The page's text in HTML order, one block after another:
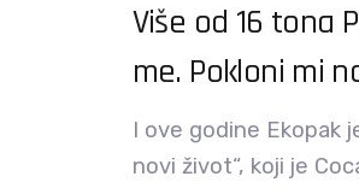
Više od 16 tona
me. Pokloni mi
I ove godine Ekopak
novi život“, koji je